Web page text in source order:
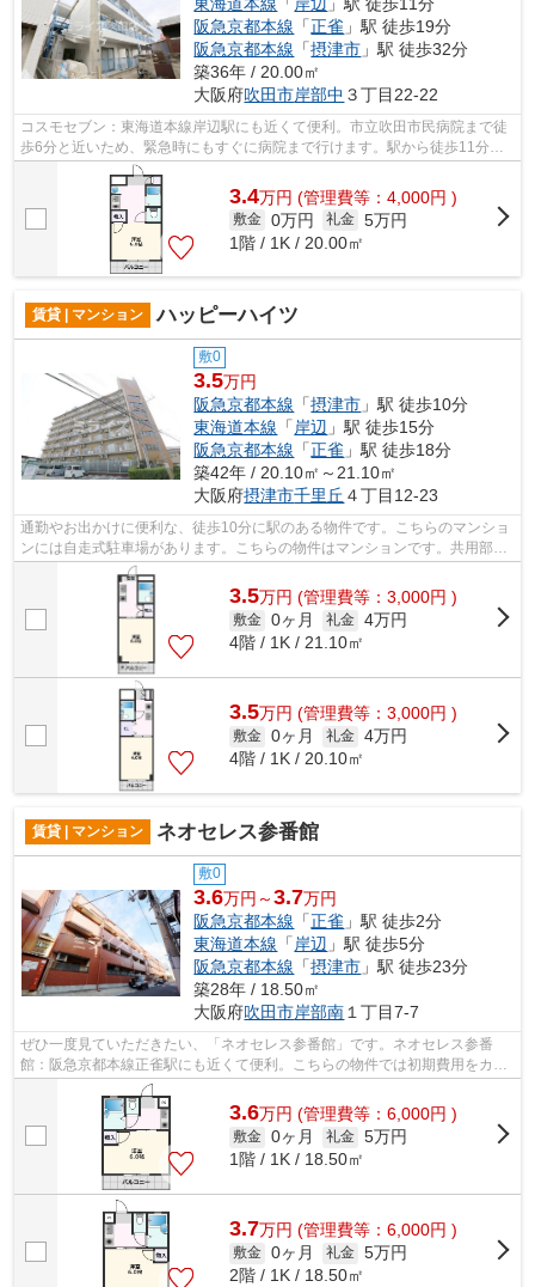
阪急京都本線 「正雀 」駅 徒歩19分
阪急京都本線 「摂津市 」駅 徒歩32分
築36年 / 20.00㎡
大阪府吹田市岸部中 ３丁目22-22
コスモセブン：東海道本線岸辺駅にも近くて便利。市立吹田市民病院まで徒
歩6分と近いため、緊急時にもすぐに病院まで行けます。駅から徒歩11分の
ところにある物件はいかがでしょうか。...
3.4万円 (管理費等：4,000円 )
敷金 0万円 礼金 5万円
1階 / 1K / 20.00㎡
賃貸 | マンション ハッピーハイツ
敷0
3.5万円
阪急京都本線 「摂津市 」駅 徒歩10分
東海道本線 「 岸辺 」駅 徒歩15分
阪急京都本線 「正雀 」駅 徒歩18分
築42年 / 20.10㎡～21.10㎡
大阪府摂津市千里丘 ４丁目12-23
通勤やお出かけに便利な、徒歩10分に駅のある物件です。こちらのマンショ
ンには自走式駐車場があります。こちらの物件はマンションです。共用部に
は敷地内ごみ置き場・エレベータなど...
3.5万円 (管理費等：3,000円 )
敷金 0ヶ月 礼金 4万円
4階 / 1K / 21.10㎡
3.5万円 (管理費等：3,000円 )
敷金 0ヶ月 礼金 4万円
4階 / 1K / 20.10㎡
賃貸 | マンション ネオセレス参番館
敷0
3.6万円～3.7万円
阪急京都本線 「正雀 」駅 徒歩2分
東海道本線 「岸辺 」駅 徒歩5分
阪急京都本線 「摂津市 」駅 徒歩23分
築28年 / 18.50㎡
大阪府吹田市岸部南 １丁目7-7
ぜひ一度見ていただきたい、「ネオセレス参番館」です。ネオセレス参番
館：阪急京都本線正雀駅にも近くて便利。こちらの物件では初期費用をカー
ドでお支払いいただけます。強度、耐震...
3.6万円 (管理費等：6,000円 )
敷金 0ヶ月 礼金 5万円
1階 / 1K / 18.50㎡
3.7万円 (管理費等：6,000円 )
敷金 0ヶ月 礼金 5万円
2階 / 1K / 18.50㎡